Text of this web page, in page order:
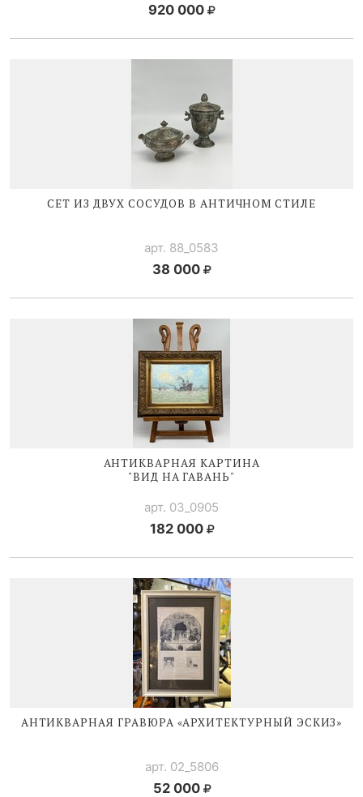
920 000
СЕТ ИЗ ДВУХ СОСУДОВ В АНТИЧНОМ СТИЛЕ
арт. 88_0583
38 000
АНТИКВАРНАЯ КАРТИНА
"ВИД НА ГАВАНЬ"
арт. 03_0905
182 000
АНТИКВАРНАЯ ГРАВЮРА «АРХИТЕКТУРНЫЙ ЭСКИЗ»
арт. 02_5806
52 000